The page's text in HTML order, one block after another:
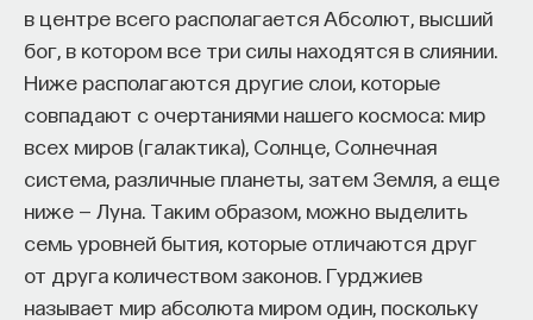
в центре всего располагается Абсолют, высший
бог, в котором все три силы находятся в слиянии.
Ниже располагаются другие слои, которые
совпадают с очертаниями нашего космоса: мир
всех миров (галактика), Солнце, Солнечная
система, различные планеты, затем Земля, а еще
ниже — Луна. Таким образом, можно выделить
семь уровней бытия, которые отличаются друг
от друга количеством законов. Гурджиев
называет мир абсолюта миром один, поскольку
кандидат медицинских наук, доцент Первого
МГМУ им. И. М. Сеченова
МЕДИЦИНА
651 публикация
МЕДИЦИНА СОН СОМНОЛОГИЯ
БЕССОННИЦА ЕСТЕСТВЕННЫЕ НАУКИ
ЖУРНАЛ НАУКА СНА